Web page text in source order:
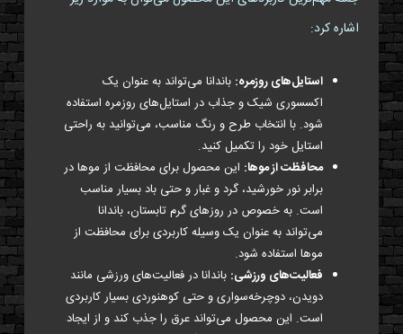
اشاره کرد:
استایل‌های روزمره: باندانا می‌تواند به عنوان یک
اکسسوری شیک و جذاب در استایل‌های روزمره استفاده
شود. با انتخاب طرح و رنگ مناسب، می‌توانید به راحتی
استایل خود را تکمیل کنید.
محافظت از موها: این محصول برای محافظت از موها در
برابر نور خورشید، گرد و غبار و حتی باد بسیار مناسب
است. به خصوص در روزهای گرم تابستان، باندانا
می‌تواند به عنوان یک وسیله کاربردی برای محافظت از
موها استفاده شود.
فعالیت‌های ورزشی: باندانا در فعالیت‌های ورزشی مانند
دویدن، دوچرخه‌سواری و حتی کوهنوردی بسیار کاربردی
است. این محصول می‌تواند عرق را جذب کند و از ایجاد